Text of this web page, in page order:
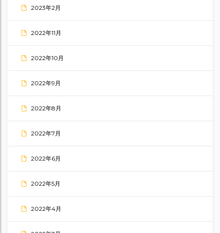
2023年2月
2022年11月
2022年10月
2022年9月
2022年8月
2022年7月
2022年6月
2022年5月
2022年4月